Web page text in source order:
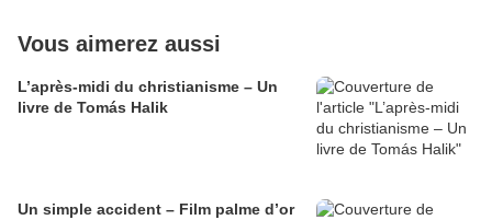
Vous aimerez aussi
L’après-midi du christianisme – Un
livre de Tomás Halik
Un simple accident – Film palme d’or